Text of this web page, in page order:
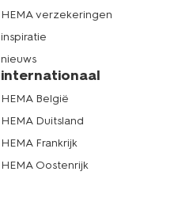
HEMA verzekeringen
inspiratie
nieuws
internationaal
HEMA België
HEMA Duitsland
HEMA Frankrijk
HEMA Oostenrijk